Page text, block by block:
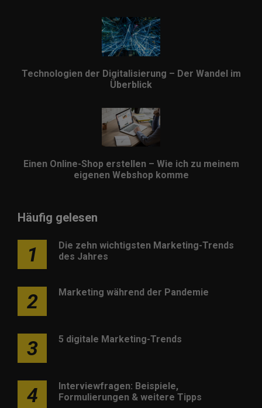
Technologien der Digitalisierung – Der Wandel im
Überblick
Einen Online-Shop erstellen – Wie ich zu meinem
eigenen Webshop komme
Häufig gelesen
1
Die zehn wichtigsten Marketing-Trends
des Jahres
2 Marketing während der Pandemie
3 5 digitale Marketing-Trends
4
Interviewfragen: Beispiele,
Formulierungen & weitere Tipps